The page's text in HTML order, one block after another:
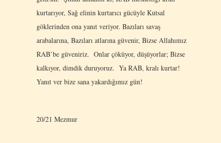
kurtarıyor, Sağ elinin kurtarıcı gücüyle Kutsal
göklerinden ona yanıt veriyor. Bazıları savaş
arabalarına, Bazıları atlarına güvenir, Bizse Allahımız
RAB’be güveniriz. Onlar çöküyor, düşüyorlar; Bizse
kalkıyor, dimdik duruyoruz. Ya RAB, kralı kurtar!
Yanıt ver bize sana yakardığımız gün!
20/21 Mezmur